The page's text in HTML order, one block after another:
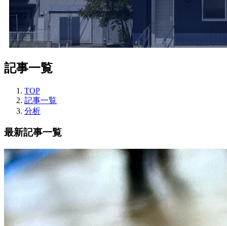
情
デ
ィ
ア
記事一覧
TOP
記事一覧
分析
最新記事一覧